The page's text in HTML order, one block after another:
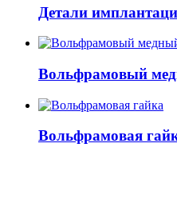
Детали
Вольфрамовый
Вольфрамовая